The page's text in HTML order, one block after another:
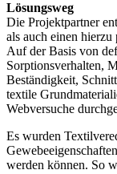
Lösungsweg
Die Projektpartner
als auch einen hierzu
Auf der Basis von
Sorptionsverhalten,
Beständigkeit,
textile
Webversuche
Es wurden
werden können. So